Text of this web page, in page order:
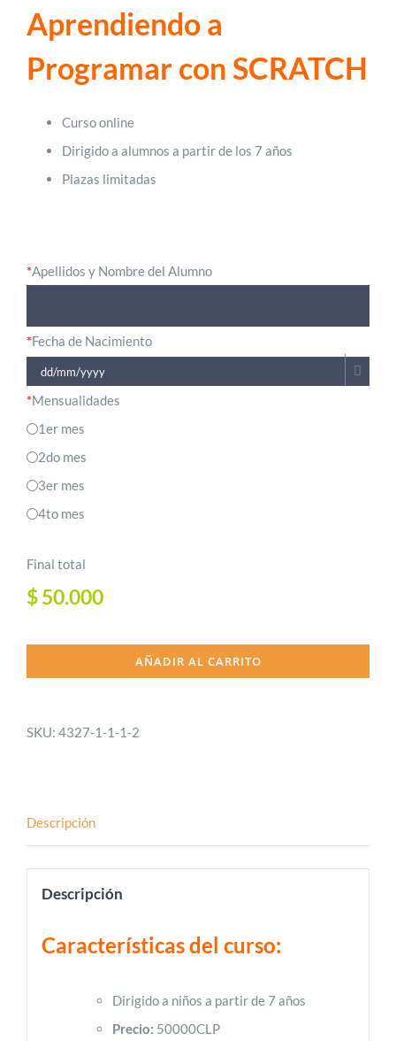
Aprendiendo a
Programar con SCRATCH
Curso online
Dirigido a alumnos a partir de los 7 años
Plazas limitadas
*Apellidos y Nombre del Alumno
*Fecha de Nacimiento
*Mensualidades
1er mes
2do mes
3er mes
4to mes
Final total
$50.000
AÑADIR AL CARRITO
SKU: 4327-1-1-1-2
Descripción
Descripción
Características del curso:
Dirigido a niños a partir de 7 años
Precio: 50000CLP